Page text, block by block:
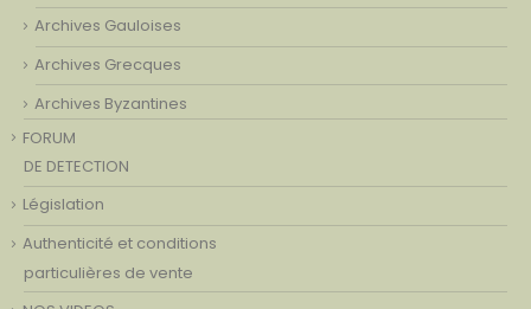
Archives Gauloises
Archives Grecques
Archives Byzantines
FORUM
DE DETECTION
Législation
Authenticité et conditions
particulières de vente